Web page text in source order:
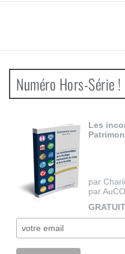
Numéro Hors-Série !
Les
par
par